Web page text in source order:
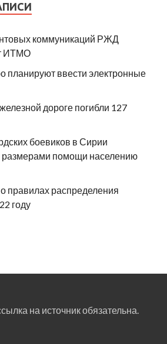
коммуникаций РЖД
ИТМО
планируют ввести электронные
дороге погибли 127
боевиков в Сирии
размерами помощи населению
правилах распределения
году
на источник обязательна.